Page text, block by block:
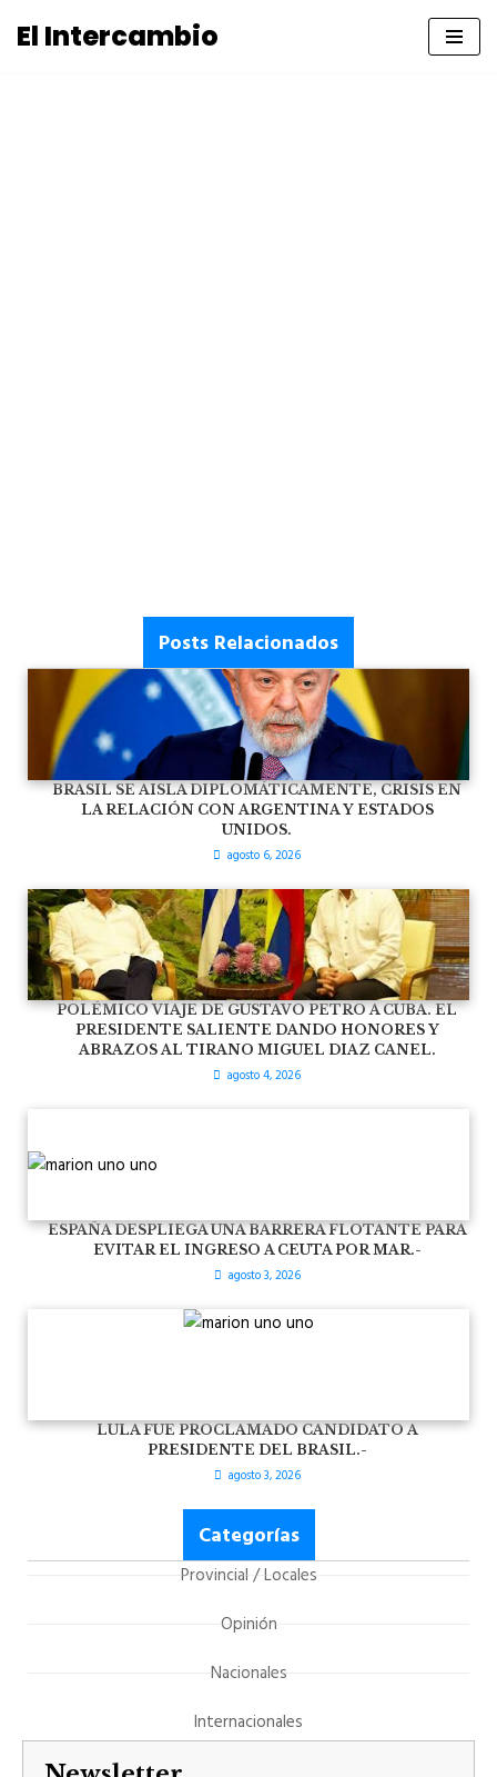
El Intercambio
Posts Relacionados
BRASIL SE AISLA DIPLOMÁTICAMENTE, CRISIS EN
LA RELACIÓN CON ARGENTINA Y ESTADOS
UNIDOS.
agosto 6, 2026
POLÉMICO VIAJE DE GUSTAVO PETRO A CUBA. EL
PRESIDENTE SALIENTE DANDO HONORES Y
ABRAZOS AL TIRANO MIGUEL DIAZ CANEL.
agosto 4, 2026
ESPAÑA DESPLIEGA UNA BARRERA FLOTANTE PARA
EVITAR EL INGRESO A CEUTA POR MAR.-
agosto 3, 2026
LULA FUE PROCLAMADO CANDIDATO A
PRESIDENTE DEL BRASIL.-
agosto 3, 2026
Categorías
Provincial / Locales
Opinión
Nacionales
Internacionales